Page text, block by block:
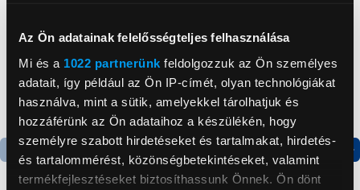
Az Ön adatainak felelősségteljes felhasználása
Mi és a 1022 partnerünk feldolgozzuk az Ön személyes
adatait, így például az Ön IP-címét, olyan technológiákat
használva, mint a sütik, amelyekkel tárolhatjuk és
hozzáférünk az Ön adataihoz a készülékén, hogy
személyre szabott hirdetéseket és tartalmakat, hirdetés-
és tartalommérést, közönségbetekintéseket, valamint
termékfejlesztéseket biztosíthassunk Önnek. Ön dönt
Termék adatlap